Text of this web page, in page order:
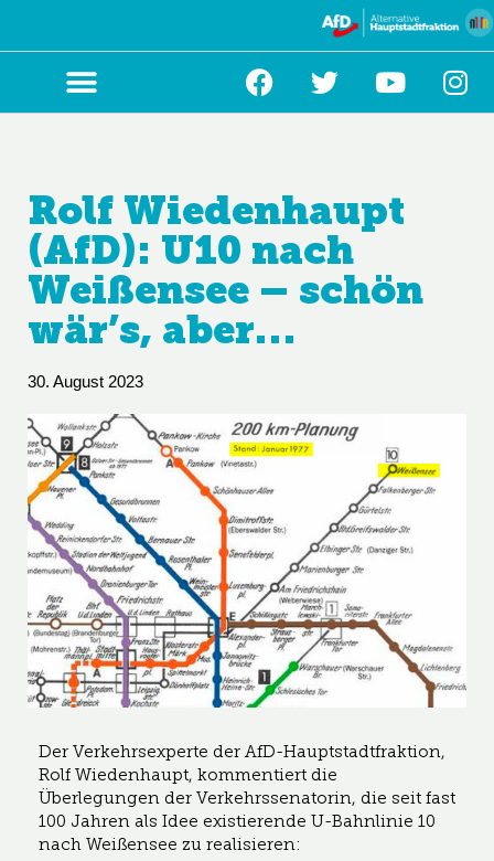
springen
Rolf Wiedenhaupt
(AfD): U10 nach
Weißensee – schön
wär’s, aber…
30. August 2023
Der Verkehrsexperte der AfD-Hauptstadtfraktion,
Rolf Wiedenhaupt, kommentiert die
Überlegungen der Verkehrssenatorin, die seit fast
100 Jahren als Idee existierende U-Bahnlinie 10
nach Weißensee zu realisieren: